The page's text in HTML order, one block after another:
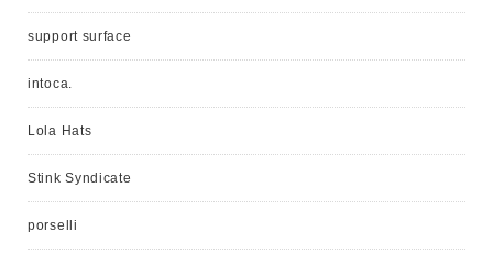
support surface
intoca.
Lola Hats
Stink Syndicate
porselli